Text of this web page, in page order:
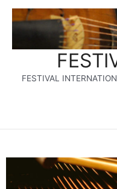
FESTIVAL